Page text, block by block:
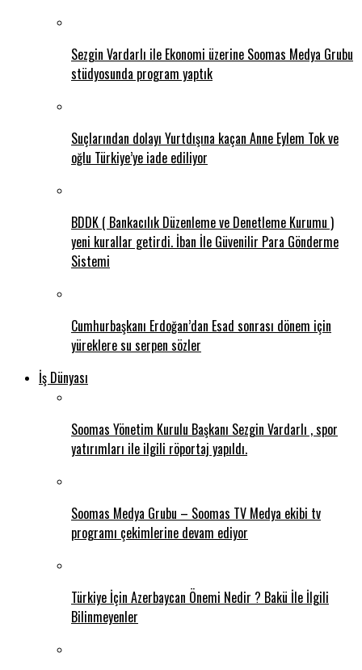
Sezgin Vardarlı ile Ekonomi üzerine Soomas Medya Grubu
stüdyosunda program yaptık
Suçlarından dolayı Yurtdışına kaçan Anne Eylem Tok ve
oğlu Türkiye’ye iade ediliyor
BDDK ( Bankacılık Düzenleme ve Denetleme Kurumu )
yeni kurallar getirdi. İban İle Güvenilir Para Gönderme
Sistemi
Cumhurbaşkanı Erdoğan’dan Esad sonrası dönem için
yüreklere su serpen sözler
İş Dünyası
Soomas Yönetim Kurulu Başkanı Sezgin Vardarlı , spor
yatırımları ile ilgili röportaj yapıldı.
Soomas Medya Grubu – Soomas TV Medya ekibi tv
programı çekimlerine devam ediyor
Türkiye İçin Azerbaycan Önemi Nedir ? Bakü İle İlgili
Bilinmeyenler